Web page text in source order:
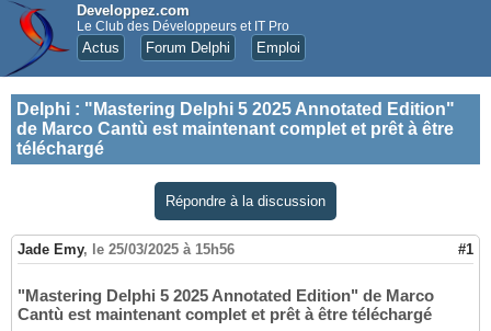
Developpez.com
Le Club des Développeurs et IT Pro
Actus Forum Delphi Emploi
Delphi : "Mastering Delphi 5 2025 Annotated Edition"
de Marco Cantù est maintenant complet et prêt à être
téléchargé
Répondre à la discussion
Jade Emy, le 25/03/2025 à 15h56 #1
"Mastering Delphi 5 2025 Annotated Edition" de Marco
Cantù est maintenant complet et prêt à être téléchargé